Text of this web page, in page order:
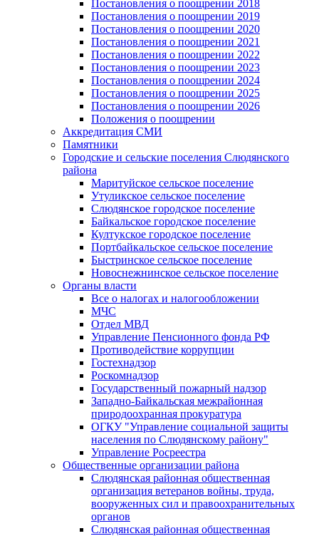
Постановления о поощрении 2018
Постановления о поощрении 2019
Постановления о поощрении 2020
Постановления о поощрении 2021
Постановления о поощрении 2022
Постановления о поощрении 2023
Постановления о поощрении 2024
Постановления о поощрении 2025
Постановления о поощрении 2026
Положения о поощрении
Аккредитация СМИ
Памятники
Городские и сельские поселения Слюдянского
района
Маритуйское сельское поселение
Утуликское сельское поселение
Слюдянское городское поселение
Байкальское городское поселение
Култукское городское поселение
Портбайкальское сельское поселение
Быстринское сельское поселение
Новоснежнинское сельское поселение
Органы власти
Все о налогах и налогообложении
МЧС
Отдел МВД
Управление Пенсионного фонда РФ
Противодействие коррупции
Гостехнадзор
Роскомнадзор
Государственный пожарный надзор
Западно-Байкальская межрайонная
природоохранная прокуратура
ОГКУ "Управление социальной защиты
населения по Слюдянскому району"
Управление Росреестра
Общественные организации района
Слюдянская районная общественная
организация ветеранов войны, труда,
вооруженных сил и правоохранительных
органов
Слюдянская районная общественная